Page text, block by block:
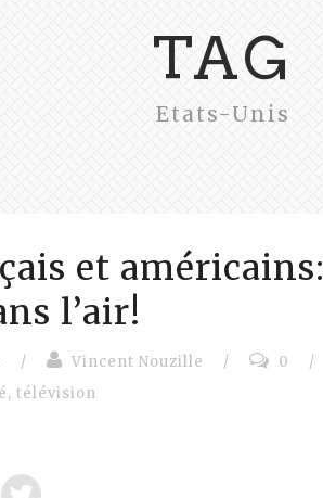
TAG
Etats-Unis
et américains:
l’air!
/ Vincent Nouzille / 0
/
, télévision